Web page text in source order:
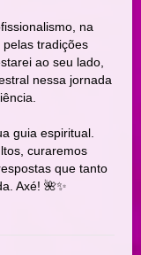
na
tradições
ao seu lado,
nessa jornada
guia espiritual.
curaremos
que tanto
Axé! 🌺✨